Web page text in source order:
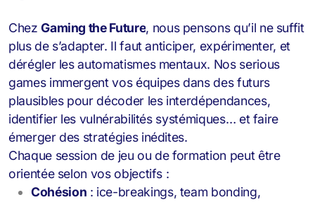
ChezGaming the Future, nous pensons qu’il ne suffit
plus de s’adapter. Il faut anticiper, expérimenter, et
dérégler les automatismes mentaux. Nos serious
games immergent vos équipes dans des futurs
plausibles pour décoder les interdépendances,
identifier les vulnérabilités systémiques… et faire
émerger des stratégies inédites.
Chaque session de jeu ou de formation peut être
orientée selon vos objectifs :
Cohésion : ice-breakings, team bonding,